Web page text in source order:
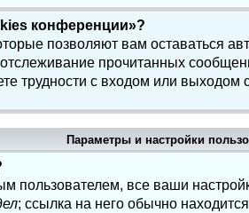
конференции»?
позволяют вам оставаться
прочитанных
трудности с входом или
Параметры и настройки
пользователем, все ваши
; ссылка на него обычно